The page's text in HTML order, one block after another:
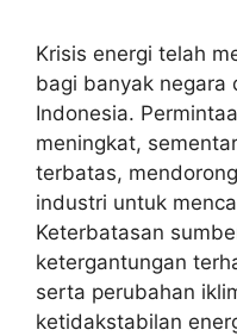
Krisis energi telah
bagi banyak negara
Indonesia.
meningkat,
terbatas,
industri untuk
Keterbatasan
ketergantungan
serta perubahan
ketidakstabilan